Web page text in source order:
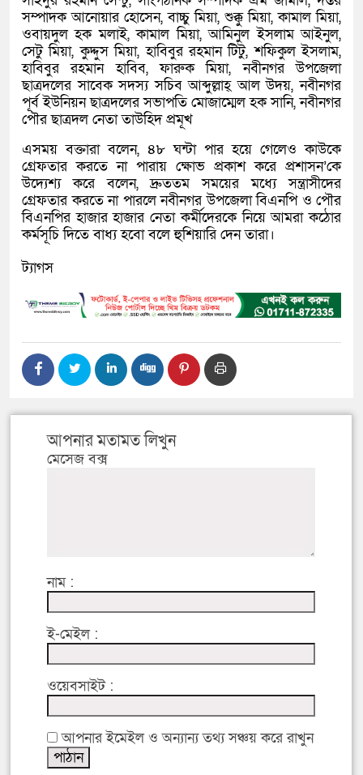
সম্পাদক আনোয়ার হোসেন, বাচ্চু মিয়া, শুক্কু মিয়া, কামাল মিয়া,
ওবায়দুল হক মলাই, কামাল মিয়া, আমিনুল ইসলাম আইনুল,
সেটু মিয়া, কুদ্দুস মিয়া, হাবিবুর রহমান টিটু, শফিকুল ইসলাম,
হাবিবুর রহমান হাবিব, ফারুক মিয়া, নবীনগর উপজেলা
ছাত্রদলের সাবেক সদস্য সচিব আব্দুল্লাহ্ আল উদয়, নবীনগর
পূর্ব ইউনিয়ন ছাত্রদলের সভাপতি মোজাম্মেল হক সানি, নবীনগর
পৌর ছাত্রদল নেতা তাউহিদ প্রমূখ
এসময় বক্তারা বলেন, ৪৮ ঘন্টা পার হয়ে গেলেও কাউকে
গ্রেফতার করতে না পারায় ক্ষোভ প্রকাশ করে প্রশাসন’কে
উদ্যেশ্য করে বলেন, দ্রুততম সময়ের মধ্যে সন্ত্রাসীদের
গ্রেফতার করতে না পারলে নবীনগর উপজেলা বিএনপি ও পৌর
বিএনপির হাজার হাজার নেতা কর্মীদেরকে নিয়ে আমরা কঠোর
কর্মসূচি দিতে বাধ্য হবো বলে হুশিয়ারি দেন তারা।
ট্যাগস
আপনার মতামত লিখুন
মেসেজ বক্স
নাম :
ই-মেইল :
ওয়েবসাইট :
আপনার ইমেইল ও অন্যান্য তথ্য সঞ্চয় করে রাখুন